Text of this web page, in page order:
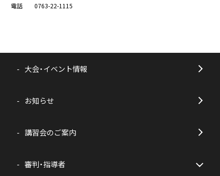
電話
0763-22-1115
大会・イベント情報
お知らせ
講習会のご案内
審判・指導者